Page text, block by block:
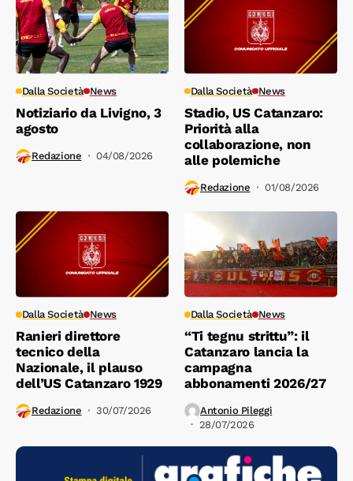
Dalla Società News
Notiziario da Livigno, 3
agosto
Redazione 04/08/2026
Dalla Società News
Stadio, US Catanzaro:
Priorità alla
collaborazione, non
alle polemiche
Redazione 01/08/2026
Dalla Società News
Ranieri direttore
tecnico della
Nazionale, il plauso
dell’US Catanzaro 1929
Redazione 30/07/2026
Dalla Società News
“Ti tegnu strittu”: il
Catanzaro lancia la
campagna
abbonamenti 2026/27
Antonio Pileggi
28/07/2026